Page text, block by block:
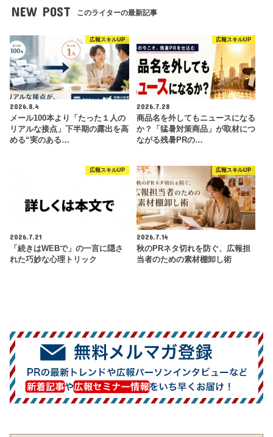
NEW POST このライターの最新記事
広報スキルUP
2026.8.4
メール100本より「たった１人の
リアルな接点」下半期の露出を高
める“実のある…
広報スキルUP
2026.7.28
商品名を外してもニュースになる
か？「猛暑対策商品」が取材につ
ながる残暑PRの…
広報スキルUP
2026.7.21
「続きはWEBで」の一言に隠さ
れた巧妙な心理トリック
広報スキルUP
2026.7.14
秋のPRネタ切れを防ぐ、広報担
当者のための素材棚卸し術